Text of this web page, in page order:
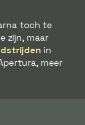
toch te
zijn, maar
in
meer